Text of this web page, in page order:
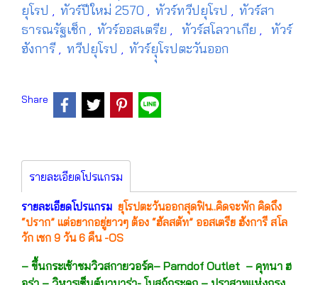
ยุโรป , ทัวร์ปีใหม่ 2570 , ทัวร์ทวีปยุโรป , ทัวร์สา
ธารณรัฐเช็ก , ทัวร์ออสเตรีย , ทัวร์สโลวาเกีย ,
ทัวร์
ฮังการี , ทวีปยุโรป , ทัวร์ยุุโรปตะวันออก
Share
รายละเอียดโปรแกรม
รายละเอียดโปรแกรม ยุโรปตะวันออกสุดฟิน..คิดจะพัก คิดถึง
“ปราก” แต่อยากอยู่ยาวๆ ต้อง “ฮัลสตัท” ออสเตรีย ฮังการี สโล
วัก เชก 9 วัน 6 คืน -OS
– ขึ้นกระเช้าชมวิวสกายวอร์ค– Parndof Outlet – คุทนา ฮ